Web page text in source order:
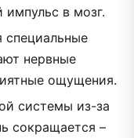
импульс в мозг.
нервные
ощущения.
системы из-за
сокращается –